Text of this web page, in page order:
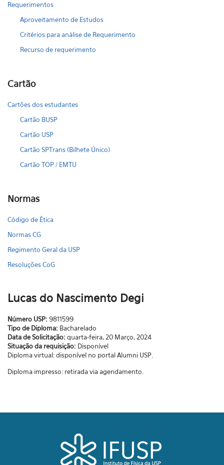
Requerimentos
Aproveitamento de Estudos
Critérios para análise de Requerimento
Recurso de requerimento
Cartão
Cartões dos estudantes
Cartão BUSP
Cartão USP
Cartão SPTrans (Bilhete Único)
Cartão TOP / EMTU
Normas
Código de Ética
Normas CG
Regimento Geral da USP
Resoluções CoG
Lucas do Nascimento Degi
Número USP: 9811599
Tipo de Diploma: Bacharelado
Data de Solicitação: quarta-feira, 20 Março, 2024
Situação da requisição: Disponível
Diploma virtual: disponível no portal Alumni USP.
Diploma impresso: retirada via agendamento.